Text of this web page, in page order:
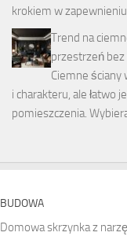
krokiem w
Trend na
przestrzeń bez
Ciemne ściany
i charakteru, ale łatwo
pomieszczenia.
BUDOWA
Domowa skrzynka z